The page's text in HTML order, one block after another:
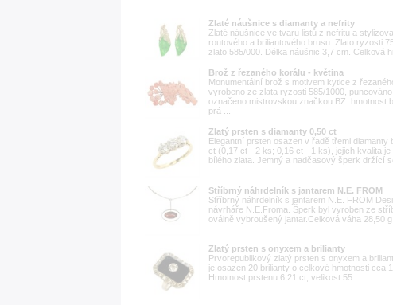
Zlaté náušnice s diamanty a nefrity
Zlaté náušnice ve tvaru listů z nefritu a
routového a briliantového brusu. Zlato ryzosti
zlato 585/000. Délka náušnic 3,7 cm. Celková
Brož z řezaného korálu - květina
Monumentální brož s motivem kytice z
vyrobeno ze zlata ryzosti 585/1000,
označeno mistrovskou značkou BZ. hmotnost
prá ...
Zlatý prsten s diamanty 0,50 ct
Elegantní prsten osazen v řadě třemi
ct (0,17 ct - 2 ks; 0,16 ct - 1 ks), jejich kvalita
bílého zlata. Jemný a nadčasový šperk držící
Stříbrný náhrdelník s jantarem N.E. FROM
Stříbrný náhrdelník s jantarem N.E. FROM
návrháře N.E.Froma. Šperk byl vyroben ze
oválně vybroušený jantar.Celková váha 28,50
Zlatý prsten s onyxem a brilianty
Prvorepublikový zlatý prsten s onyxem a
je osazen 20 brilianty o celkové hmotnosti cca
Hmotnost prstenu 6,21 ct, velikost 55.